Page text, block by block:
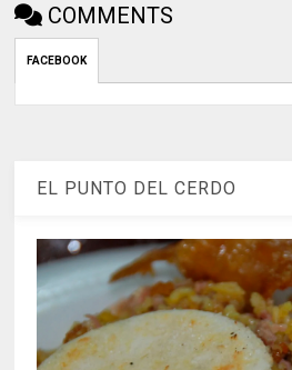
COMMENTS
FACEBOOK
EL PUNTO DEL CERDO